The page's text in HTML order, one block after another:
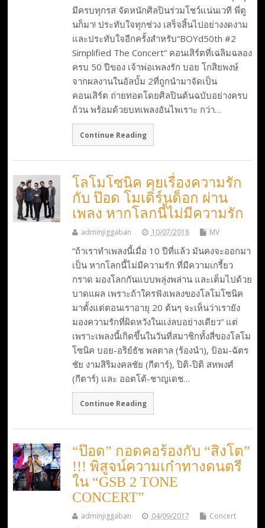
มีครบทุกรส จัดหนักศิลปินร่วมโชว์แน่นเวที พี่ตู
นก็มา! ประทับใจทุกช่วง เสร็จสิ้นไปอย่างงดงาม
และประทับใจอีกครั้งสำหรับ“BOYd50th #2
Simplified The Concert” คอนเสิร์ตที่เฉลิมฉลอง
ครบ 50 ปีของ เจ้าพ่อเพลงรัก บอย โกสิยพงษ์
จากผลงานในอัลบั้ม 2ที่ถูกนำมาจัดเป็น
คอนเสิร์ต ถ่ายทอดโดยศิลปินต้นฉบับอย่างครบ
ถ้วน พร้อมด้วยบทเพลงอันไพเราะ กว่า…
Continue Reading
โลโมโซนิค คุยเรื่องความรัก
กับ ป๊อด โมเดิร์นด็อก ผ่าน
เพลง หากโลกนี้ไม่มีความรัก
adminjiggaban 10/07/2018 MV
“ถ้าเราทำเพลงนี้เมื่อ 10 ปีที่แล้ว มันคงจะออกมา
เป็น หากโลกนี้ไม่มีความรัก ที่มีความเกรี้ยว
กราด มองโลกกันแบบพลุ่งพล่าน และเต็มไปด้วย
บาดแผล เพราะถ้าใครฟังเพลงของโลโมโซนิค
มาตั้งแต่ตอนเราอายุ 20 ต้นๆ จะเห็นว่าเรายัง
มองความรักที่ผิดหวังในแง่ลบอย่างเดียว” แต่
เพราะเพลงนี้เกิดขึ้นในวันที่สมาชิกทั้งสี่ของโลโม
โซนิค บอย-อริย์ธัช พลตาล (ร้องนำ), ป้อม-ฉัตร
ชัย งามสิริมงคลชัย (กีตาร์), ปิติ-ปิติ สหพงศ์
(กีตาร์) และ ออตโต้-ชาญเดช…
Continue Reading
“ป๊อด” กอดคอร้องกับ “สิงโต”
!!! พิสูจน์ความเก๋าทางดนตรี
ใน “GSB 2 TONE
CONCERT”
adminjiggaban 04/09/2017 Concert